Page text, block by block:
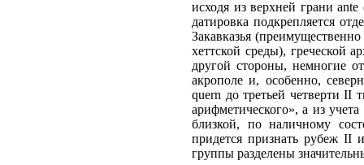
исходя из верхней грани
датировка подкрепляется
Закавказья
хеттской среды), греческой
другой стороны, немногие
акрополе и, особенно,
quern до третьей четверти II
арифметического», а из
близкой, по наличному
придется признать рубеж II
группы разделены